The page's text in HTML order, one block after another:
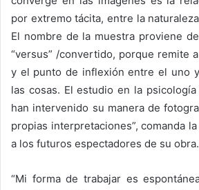
por extremo tácita, entre la
El nombre de la muestra proviene
“versus” /convertido, porque remite
y el punto de inflexión entre el uno
las cosas. El estudio en la
han intervenido su manera de
propias interpretaciones”, comanda
a los futuros espectadores de su obra.
“Mi forma de trabajar es